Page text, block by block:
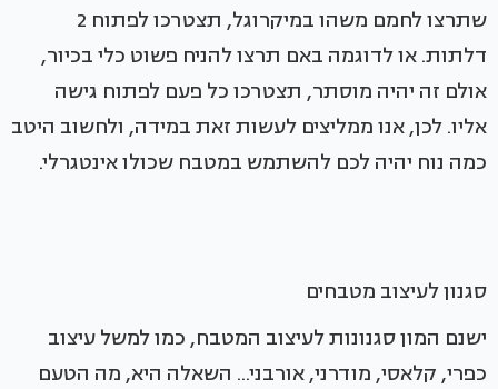
שתרצו לחמם משהו במיקרוגל, תצטרכו לפתוח 2
דלתות. או לדוגמה באם תרצו להניח פשוט כלי בכיור,
אולם זה יהיה מוסתר, תצטרכו כל פעם לפתוח גישה
אליו. לכן, אנו ממליצים לעשות זאת במידה, ולחשוב היטב
כמה נוח יהיה לכם להשתמש במטבח שכולו אינטגרלי.
סגנון לעיצוב מטבחים
ישנם המון סגנונות לעיצוב המטבח, כמו למשל עיצוב
כפרי, קלאסי, מודרני, אורבני... השאלה היא, מה הטעם